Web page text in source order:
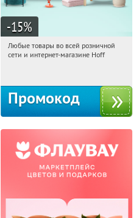
-15%
12:48:19 Получили:
Любые товары во всей розничной
сети и интернет-магазине Hoff
Промокод